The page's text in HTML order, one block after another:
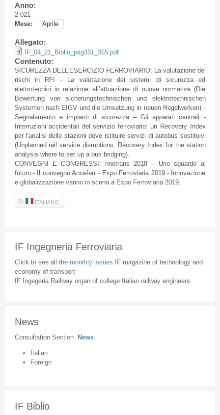
Anno:
2 021
Mese:
Aprile
Allegato:
IF_04_21_Biblio_pag351_355.pdf
Contenuto:
SICUREZZA DELL'ESERCIZIO FERROVIARIO: La valutazione dei
rischi in RFI - La valutazione dei sistemi di sicurezza ed
elettrotecnici in relazione all’attuazione di nuove normative (Die
Bewertung von sicherungstechnischen und elektrotechnischen
Systemen nach EIGV und die Umsetzung in neuen Regelwerken) -
Segnalamento e impianti di sicurezza – Gli apparati centrali -
Interruzioni accidentali del servizio ferroviario: un Recovery Index
per l’analisi delle stazioni dove istituire servizi di autobus sostituivi
(Unplanned rail service disruptions: Recovery Index for the station
analysis where to set up a bus bridging).
CONVEGNI E CONGRESSI: nnotrans 2018 – Uno sguardo al
futuro - Il convegno Anceferr - Expo Ferroviaria 2019 - Innovazione
e globalizzazione vanno in scena a Expo Ferroviaria 2019.
ITALIANO
IF Ingegneria Ferroviaria
Click to see all the monthly issues IF magazine of technology and
economy of transport
IF Ingegeria Railway organ of college Italian railway engineers
News
Consultation Section News
Italian
Foreign
IF Biblio